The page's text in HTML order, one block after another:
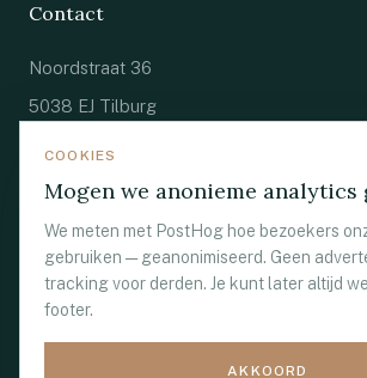
Contact
Noordstraat 36
5038 EJ Tilburg
085 273 6709
info@villa1855.nl
© 2026 Villa 1855 ·Een
Algemene
COOKIES
Mogen we anonieme analytics
We meten met PostHog hoe bezoekers
gebruiken — geanonimiseerd. Geen
tracking voor derden. Je kunt later altijd
footer.
AKKOORD